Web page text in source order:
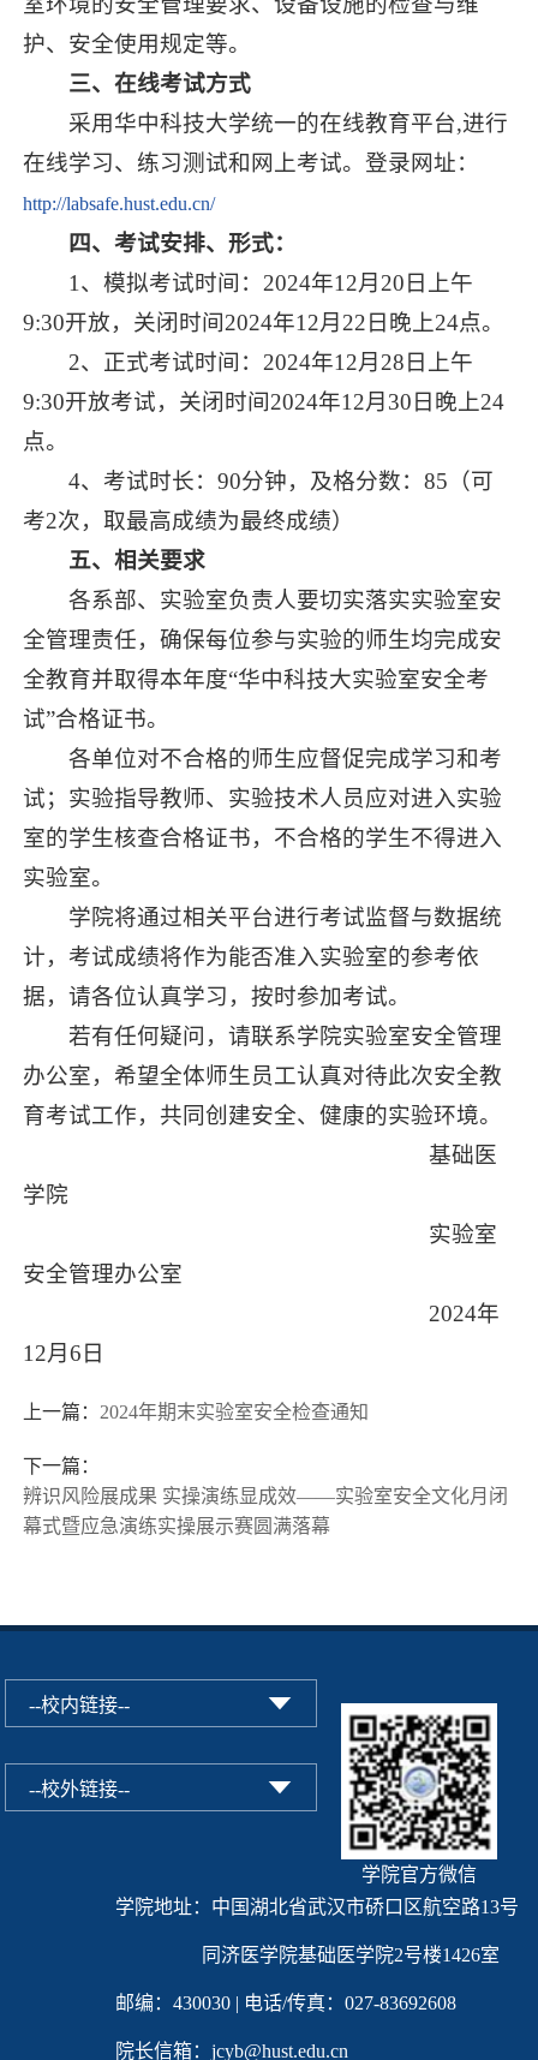
护、安全使用规定等。
三、在线考试方式
采用华中科技大学统一的在线教育平台,进行
在线学习、练习测试和网上考试。登录网址：
http://labsafe.hust.edu.cn/
四、考试安排、形式：
1、模拟考试时间：2024年12月20日上午
9:30开放，关闭时间2024年12月22日晚上24点。
2、正式考试时间：2024年12月28日上午
9:30开放考试，关闭时间2024年12月30日晚上24
点。
4、考试时长：90分钟，及格分数：85（可
考2次，取最高成绩为最终成绩）
五、相关要求
各系部、实验室负责人要切实落实实验室安
全管理责任，确保每位参与实验的师生均完成安
全教育并取得本年度“华中科技大实验室安全考
试”合格证书。
各单位对不合格的师生应督促完成学习和考
试；实验指导教师、实验技术人员应对进入实验
室的学生核查合格证书，不合格的学生不得进入
实验室。
学院将通过相关平台进行考试监督与数据统
计，考试成绩将作为能否准入实验室的参考依
据，请各位认真学习，按时参加考试。
若有任何疑问，请联系学院实验室安全管理
办公室，希望全体师生员工认真对待此次安全教
育考试工作，共同创建安全、健康的实验环境。
基础医
学院
实验室
安全管理办公室
2024年
12月6日
上一篇： 2024年期末实验室安全检查通知
下一篇：
辨识风险展成果 实操演练显成效——实验室安全文化月闭
幕式暨应急演练实操展示赛圆满落幕
学院官方微信
学院地址：中国湖北省武汉市硚口区航空路13号
同济医学院基础医学院2号楼1426室
邮编：430030 | 电话/传真：027-83692608
院长信箱：jcyb@hust.edu.cn